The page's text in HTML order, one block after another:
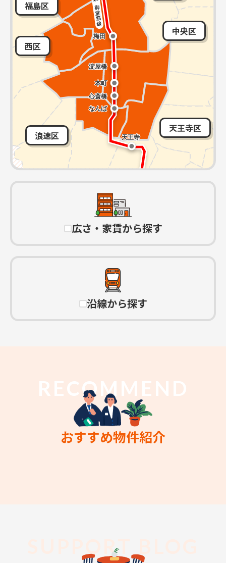
福島区
中央区
西区
天王寺区
浪速区
広さ・家賃から探す
沿線から探す
RECOMMEND
おすすめ物件紹介
SUPPORT BLOG